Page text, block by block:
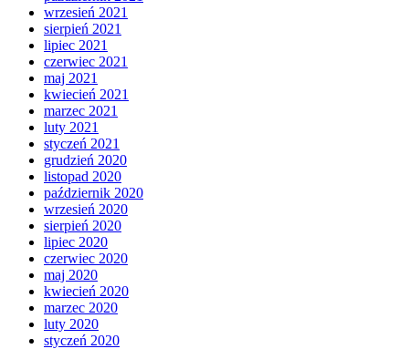
wrzesień 2021
sierpień 2021
lipiec 2021
czerwiec 2021
maj 2021
kwiecień 2021
marzec 2021
luty 2021
styczeń 2021
grudzień 2020
listopad 2020
październik 2020
wrzesień 2020
sierpień 2020
lipiec 2020
czerwiec 2020
maj 2020
kwiecień 2020
marzec 2020
luty 2020
styczeń 2020